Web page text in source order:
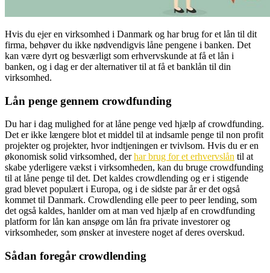
Hvis du ejer en virksomhed i Danmark og har brug for et lån til dit
firma, behøver du ikke nødvendigvis låne pengene i banken. Det
kan være dyrt og besværligt som erhvervskunde at få et lån i
banken, og i dag er der alternativer til at få et banklån til din
virksomhed.
Lån penge gennem crowdfunding
Du har i dag mulighed for at låne penge ved hjælp af crowdfunding.
Det er ikke længere blot et middel til at indsamle penge til non profit
projekter og projekter, hvor indtjeningen er tvivlsom. Hvis du er en
økonomisk solid virksomhed, derhar brug for et erhvervslån til at
skabe yderligere vækst i virksomheden, kan du bruge crowdfunding
til at låne penge til det. Det kaldes crowdlending og er i stigende
grad blevet populært i Europa, og i de sidste par år er det også
kommet til Danmark. Crowdlending elle peer to peer lending, som
det også kaldes, hanlder om at man ved hjælp af en crowdfunding
platform for lån kan ansøge om lån fra private investorer og
virksomheder, som ønsker at investere noget af deres overskud.
Sådan foregår crowdlending